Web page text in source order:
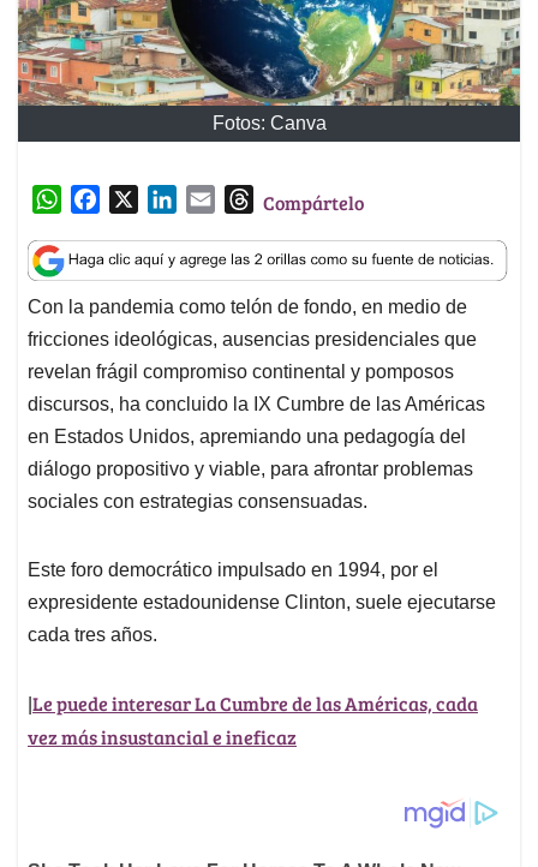
Fotos: Canva
W
a
t
s
A
p
p
c
e
b
o
o
k
n
k
e
d
I
n
a
i
l
T
r
e
a
d
s
Compártelo
Con la pandemia como telón de fondo, en medio de
fricciones ideológicas, ausencias presidenciales que
revelan frágil compromiso continental y pomposos
discursos, ha concluido la IX Cumbre de las Américas
en Estados Unidos, apremiando una pedagogía del
diálogo propositivo y viable, para afrontar problemas
sociales con estrategias consensuadas.
Este foro democrático impulsado en 1994, por el
expresidente estadounidense Clinton, suele ejecutarse
cada tres años.
Le puede interesar La Cumbre de las Américas, cada
vez más insustancial e ineficaz